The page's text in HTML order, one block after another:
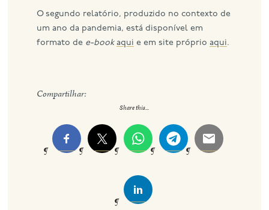
O segundo relatório, produzido no contexto de
um ano da pandemia, está disponível em
formato de e-book aqui e em site próprioaqui.
Compartilhar:
Share this...